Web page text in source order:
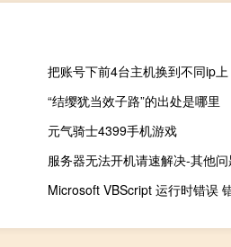
把账号下前4台主机换到不同ip上
“结缨犹当效子路”的出处是哪里
元气骑士4399手机游戏
服务器无法开机请速解决-其他问
Microsoft VBScript 运行时错误